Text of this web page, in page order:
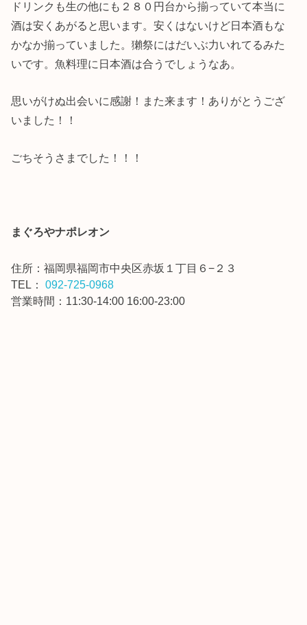
ドリンクも生の他にも２８０円台から揃っていて本当に
酒は安くあがると思います。安くはないけど日本酒もな
かなか揃っていました。獺祭にはだいぶ力いれてるみた
いです。魚料理に日本酒は合うでしょうなあ。
思いがけぬ出会いに感謝！また来ます！ありがとうござ
いました！！
ごちそうさまでした！！！
まぐろやナポレオン
住所：福岡県福岡市中央区赤坂１丁目６−２３
TEL：092-725-0968
営業時間：11:30-14:00 16:00-23:00